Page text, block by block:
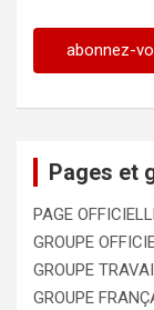
Pages et
PAGE
GROUPE
GROUPE
GROUPE